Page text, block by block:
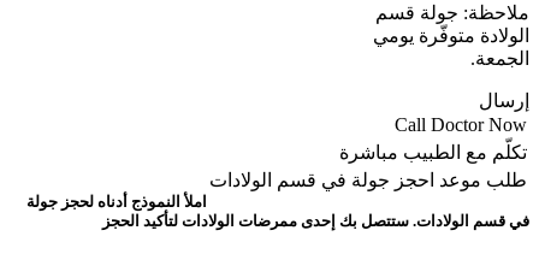
ملاحظة: جولة قسم
الولادة متوفّرة يومي
الجمعة.
إرسال
Call Doctor Now
تكلّم مع الطبيب مباشرة
طلب موعد احجز جولة في قسم الولادات
املأ النموذج أدناه لحجز جولة
في قسم الولادات. ستتصل بك إحدى ممرضات الولادات لتأكيد الحجز